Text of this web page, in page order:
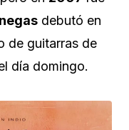
debutó en
de guitarras de
día domingo.